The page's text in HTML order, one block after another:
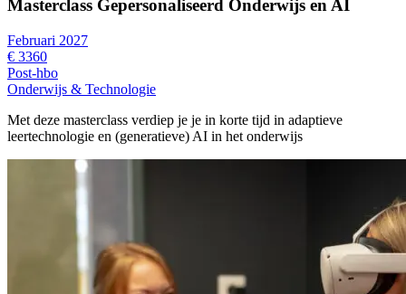
Masterclass Gepersonaliseerd Onderwijs en AI
Februari 2027
€ 3360
Post-hbo
Onderwijs & Technologie
Met deze masterclass verdiep je je in korte tijd in adaptieve
leertechnologie en (generatieve) AI in het onderwijs